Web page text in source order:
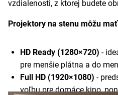
vzdialenosti, z ktorej budete
Projektory na stenu môžu
HD Ready (1280×720) -
pre menšie plátna a do
Full HD (1920×1080) -
voľbu pre domáce kino,